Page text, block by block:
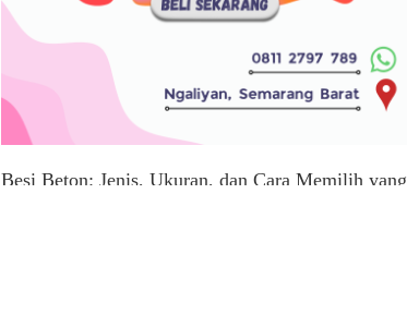
Besi Beton: Jenis, Ukuran, dan Cara Memilih yang